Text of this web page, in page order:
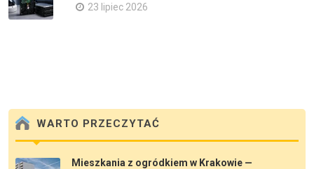
23 lipiec 2026
WARTO PRZECZYTAĆ
Mieszkania z ogródkiem w Krakowie —